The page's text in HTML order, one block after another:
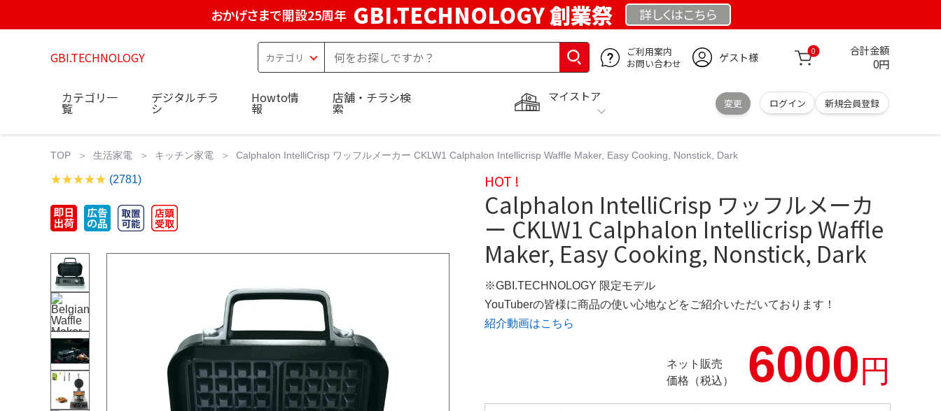
おかげさまで開設25周年 GBI.TECHNOLOGY 創業祭 詳しくはこちら
GBI.TECHNOLOGY
ご利用案内
お問い合わせ
ゲスト様 0 合計金額
0円
マイストア
変更 ログイン 新規会員登録
カテゴリ一
覧
デジタルチラ
シ
Howto情
報
店舗・チラシ検
索
TOP 生活家電 キッチン家電 Calphalon IntelliCrisp ワッフルメーカー CKLW1 Calphalon Intellicrisp Waffle Maker, Easy Cooking, Nonstick, Dark
(2781) HOT !
Calphalon IntelliCrisp ワッフルメーカ
ー CKLW1 Calphalon Intellicrisp Waffle
Maker, Easy Cooking, Nonstick, Dark
※GBI.TECHNOLOGY 限定モデル
YouTuberの皆様に商品の使い心地などをご紹介いただいております！
紹介動画はこちら
ネット販売
価格（税込）
6000円